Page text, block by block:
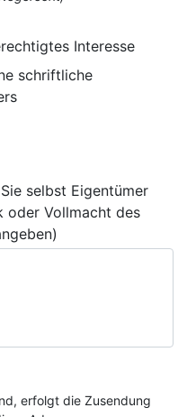
Interesse
schriftliche
selbst Eigentümer
oder Vollmacht des
erfolgt die Zusendung